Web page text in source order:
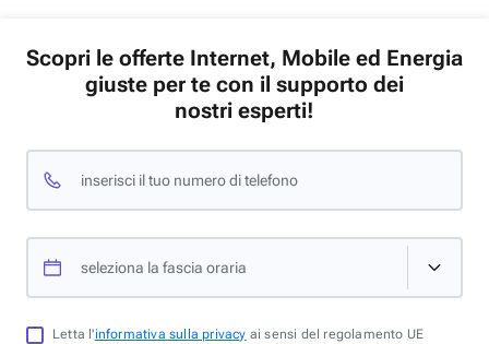
Scopri le offerte Internet, Mobile ed Energia
giuste per te con il supporto dei
nostri esperti!
inserisci il tuo numero di telefono
seleziona la fascia oraria
Letta l'informativa sulla privacy ai sensi del regolamento UE